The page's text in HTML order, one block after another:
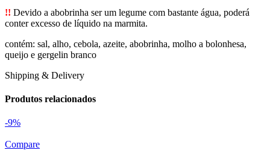
!! Devido a abobrinha ser um legume com bastante água, poderá
conter excesso de líquido na marmita.
contém: sal, alho, cebola, azeite, abobrinha, molho a bolonhesa,
queijo e gergelin branco
Shipping & Delivery
Produtos relacionados
-9%
Compare